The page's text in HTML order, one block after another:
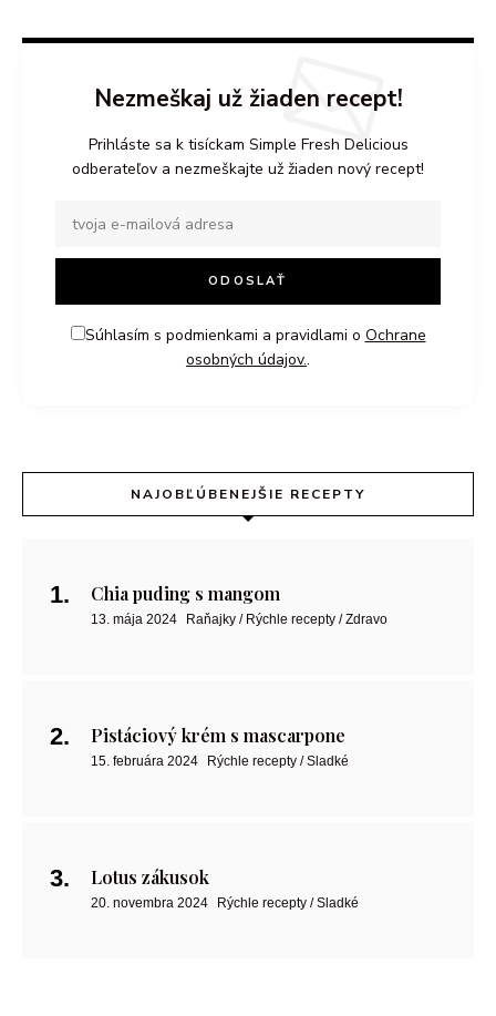
Nezmeškaj už žiaden recept!
Prihláste sa k tisíckam Simple Fresh Delicious
odberateľov a nezmeškajte už žiaden nový recept!
Súhlasím s podmienkami a pravidlami o Ochrane
osobných údajov..
NAJOBĽÚBENEJŠIE RECEPTY
Chia puding s mangom
13. mája 2024 Raňajky / Rýchle recepty / Zdravo
Pistáciový krém s mascarpone
15. februára 2024 Rýchle recepty / Sladké
Lotus zákusok
20. novembra 2024 Rýchle recepty / Sladké